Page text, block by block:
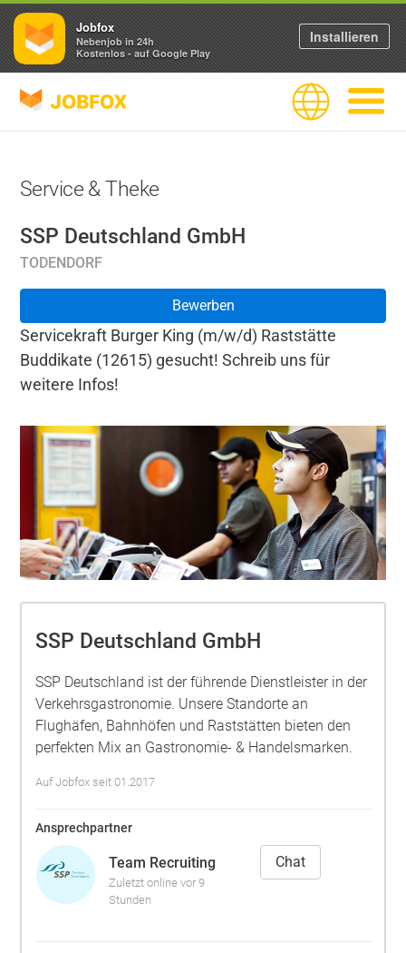
JOBFOX Sprache
Service & Theke
SSP Deutschland GmbH
TODENDORF
Bewerben
Servicekraft Burger King (m/w/d) Raststätte
Buddikate (12615) gesucht! Schreib uns für
weitere Infos!
SSP Deutschland GmbH
SSP Deutschland ist der führende Dienstleister in der
Verkehrsgastronomie. Unsere Standorte an
Flughäfen, Bahnhöfen und Raststätten bieten den
perfekten Mix an Gastronomie- & Handelsmarken.
Auf Jobfox seit 01.2017
Ansprechpartner
Team Recruiting
Zuletzt online vor 9
Stunden
Chat
Jobfox
Nebenjob in 24h
Kostenlos - auf Google Play
Installieren